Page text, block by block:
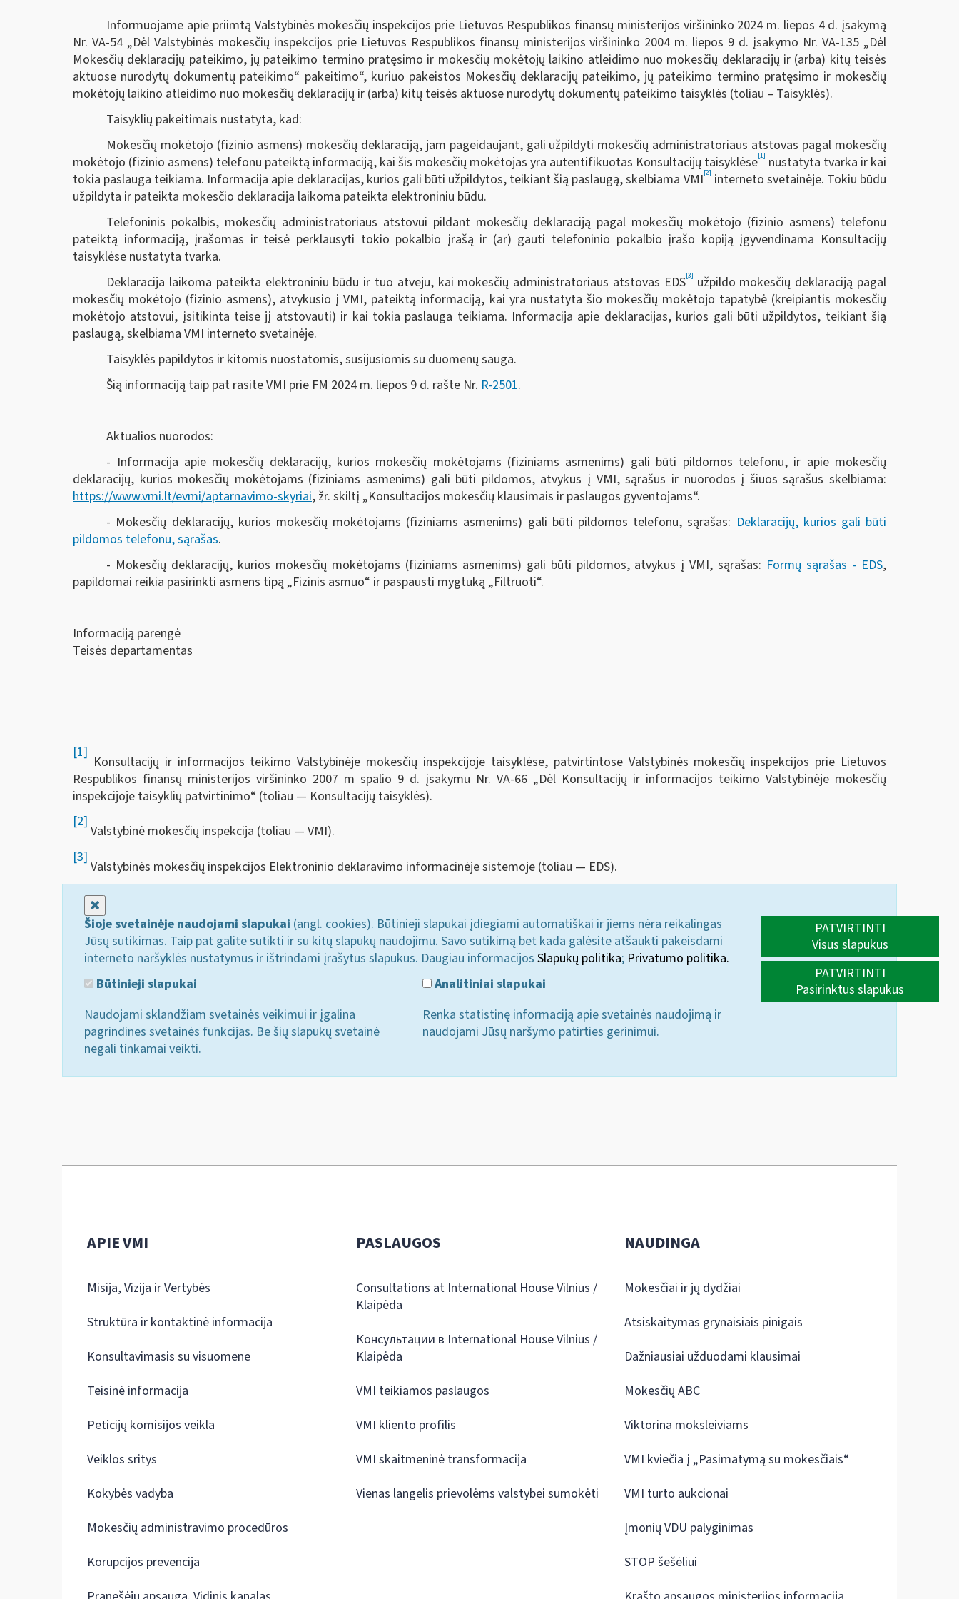
Informuojame apie priimtą Valstybinės mokesčių inspekcijos prie Lietuvos Respublikos finansų ministerijos viršininko 2024 m. liepos 4 d. įsakymą
Nr. VA-54 „Dėl Valstybinės mokesčių inspekcijos prie Lietuvos Respublikos finansų ministerijos viršininko 2004 m. liepos 9 d. įsakymo Nr. VA-135 „Dėl
Mokesčių deklaracijų pateikimo, jų pateikimo termino pratęsimo ir mokesčių mokėtojų laikino atleidimo nuo mokesčių deklaracijų ir (arba) kitų teisės
aktuose nurodytų dokumentų pateikimo“ pakeitimo“, kuriuo pakeistos Mokesčių deklaracijų pateikimo, jų pateikimo termino pratęsimo ir mokesčių
mokėtojų laikino atleidimo nuo mokesčių deklaracijų ir (arba) kitų teisės aktuose nurodytų dokumentų pateikimo taisyklės (toliau – Taisyklės).
Taisyklių pakeitimais nustatyta, kad:
Mokesčių mokėtojo (fizinio asmens) mokesčių deklaraciją, jam pageidaujant, gali užpildyti mokesčių administratoriaus atstovas pagal mokesčių
mokėtojo (fizinio asmens) telefonu pateiktą informaciją, kai šis mokesčių mokėtojas yra autentifikuotas Konsultacijų taisyklėse[1] nustatyta tvarka ir kai
tokia paslauga teikiama. Informacija apie deklaracijas, kurios gali būti užpildytos, teikiant šią paslaugą, skelbiama VMI[2] interneto svetainėje. Tokiu būdu
užpildyta ir pateikta mokesčio deklaracija laikoma pateikta elektroniniu būdu.
Telefoninis pokalbis, mokesčių administratoriaus atstovui pildant mokesčių deklaraciją pagal mokesčių mokėtojo (fizinio asmens) telefonu
pateiktą informaciją, įrašomas ir teisė perklausyti tokio pokalbio įrašą ir (ar) gauti telefoninio pokalbio įrašo kopiją įgyvendinama Konsultacijų
taisyklėse nustatyta tvarka.
Deklaracija laikoma pateikta elektroniniu būdu ir tuo atveju, kai mokesčių administratoriaus atstovas EDS[3] užpildo mokesčių deklaraciją pagal
mokesčių mokėtojo (fizinio asmens), atvykusio į VMI, pateiktą informaciją, kai yra nustatyta šio mokesčių mokėtojo tapatybė (kreipiantis mokesčių
mokėtojo atstovui, įsitikinta teise jį atstovauti) ir kai tokia paslauga teikiama. Informacija apie deklaracijas, kurios gali būti užpildytos, teikiant šią
paslaugą, skelbiama VMI interneto svetainėje.
Taisyklės papildytos ir kitomis nuostatomis, susijusiomis su duomenų sauga.
Šią informaciją taip pat rasite VMI prie FM 2024 m. liepos 9 d. rašte Nr. R-2501.
Aktualios nuorodos:
- Informacija apie mokesčių deklaracijų, kurios mokesčių mokėtojams (fiziniams asmenims) gali būti pildomos telefonu, ir apie mokesčių
deklaracijų, kurios mokesčių mokėtojams (fiziniams asmenims) gali būti pildomos, atvykus į VMI, sąrašus ir nuorodos į šiuos sąrašus skelbiama:
https://www.vmi.lt/evmi/aptarnavimo-skyriai, žr. skiltį „Konsultacijos mokesčių klausimais ir paslaugos gyventojams“.
- Mokesčių deklaracijų, kurios mokesčių mokėtojams (fiziniams asmenims) gali būti pildomos telefonu, sąrašas: Deklaracijų, kurios gali būti
pildomos telefonu, sąrašas.
- Mokesčių deklaracijų, kurios mokesčių mokėtojams (fiziniams asmenims) gali būti pildomos, atvykus į VMI, sąrašas: Formų sąrašas - EDS,
papildomai reikia pasirinkti asmens tipą „Fizinis asmuo“ ir paspausti mygtuką „Filtruoti“.
Informaciją parengė
Teisės departamentas
[1]
Konsultacijų ir informacijos teikimo Valstybinėje mokesčių inspekcijoje taisyklėse, patvirtintose Valstybinės mokesčių inspekcijos prie Lietuvos
Respublikos finansų ministerijos viršininko 2007 m spalio 9 d. įsakymu Nr. VA-66 „Dėl Konsultacijų ir informacijos teikimo Valstybinėje mokesčių
inspekcijoje taisyklių patvirtinimo“ (toliau — Konsultacijų taisyklės).
[2]
Valstybinė mokesčių inspekcija (toliau — VMI).
[3]
Valstybinės mokesčių inspekcijos Elektroninio deklaravimo informacinėje sistemoje (toliau — EDS).
Šioje svetainėje naudojami slapukai (angl. cookies). Būtinieji slapukai įdiegiami automatiškai ir jiems nėra reikalingas
Jūsų sutikimas. Taip pat galite sutikti ir su kitų slapukų naudojimu. Savo sutikimą bet kada galėsite atšaukti pakeisdami
interneto naršyklės nustatymus ir ištrindami įrašytus slapukus. Daugiau informacijos Slapukų politika; Privatumo politika.
Būtinieji slapukai
Naudojami sklandžiam svetainės veikimui ir įgalina
pagrindines svetainės funkcijas. Be šių slapukų svetainė
negali tinkamai veikti.
Analitiniai slapukai
Renka statistinę informaciją apie svetainės naudojimą ir
naudojami Jūsų naršymo patirties gerinimui.
PATVIRTINTI
Visus slapukus
PATVIRTINTI
Pasirinktus slapukus
APIE VMI
Misija, Vizija ir Vertybės
Struktūra ir kontaktinė informacija
Konsultavimasis su visuomene
Teisinė informacija
Peticijų komisijos veikla
Veiklos sritys
Kokybės vadyba
Mokesčių administravimo procedūros
Korupcijos prevencija
PASLAUGOS
Consultations at International House Vilnius /
Klaipėda
Консультации в International House Vilnius /
Klaipėda
VMI teikiamos paslaugos
VMI kliento profilis
VMI skaitmeninė transformacija
Vienas langelis prievolėms valstybei sumokėti
NAUDINGA
Mokesčiai ir jų dydžiai
Atsiskaitymas grynaisiais pinigais
Dažniausiai užduodami klausimai
Mokesčių ABC
Viktorina moksleiviams
VMI kviečia į „Pasimatymą su mokesčiais“
VMI turto aukcionai
Įmonių VDU palyginimas
STOP šešėliui